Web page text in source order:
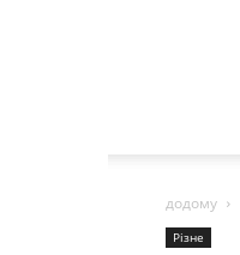
додому
Різне